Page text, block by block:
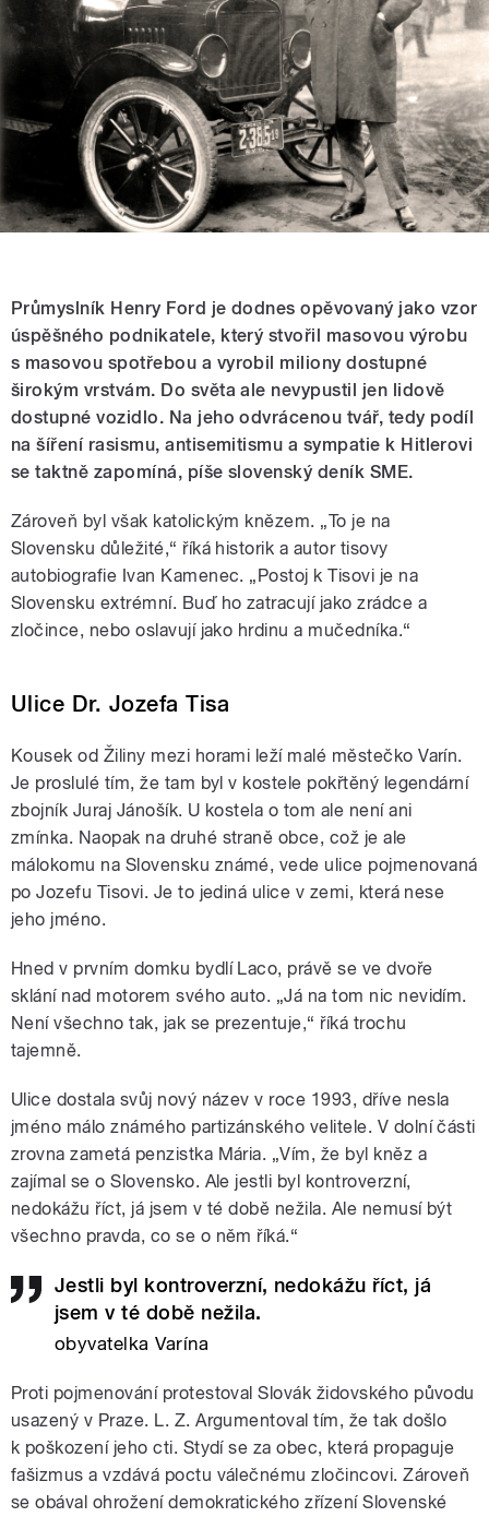
Průmyslník Henry Ford je dodnes opěvovaný jako vzor
úspěšného podnikatele, který stvořil masovou výrobu
s masovou spotřebou a vyrobil miliony dostupné
širokým vrstvám. Do světa ale nevypustil jen lidově
dostupné vozidlo. Na jeho odvrácenou tvář, tedy podíl
na šíření rasismu, antisemitismu a sympatie k Hitlerovi
se taktně zapomíná, píše slovenský deník SME.
Zároveň byl však katolickým knězem. „To je na
Slovensku důležité,“ říká historik a autor tisovy
autobiografie Ivan Kamenec. „Postoj k Tisovi je na
Slovensku extrémní. Buď ho zatracují jako zrádce a
zločince, nebo oslavují jako hrdinu a mučedníka.“
Ulice Dr. Jozefa Tisa
Kousek od Žiliny mezi horami leží malé městečko Varín.
Je proslulé tím, že tam byl v kostele pokřtěný legendární
zbojník Juraj Jánošík. U kostela o tom ale není ani
zmínka. Naopak na druhé straně obce, což je ale
málokomu na Slovensku známé, vede ulice pojmenovaná
po Jozefu Tisovi. Je to jediná ulice v zemi, která nese
jeho jméno.
Hned v prvním domku bydlí Laco, právě se ve dvoře
sklání nad motorem svého auto. „Já na tom nic nevidím.
Není všechno tak, jak se prezentuje,“ říká trochu
tajemně.
Ulice dostala svůj nový název v roce 1993, dříve nesla
jméno málo známého partizánského velitele. V dolní části
zrovna zametá penzistka Mária. „Vím, že byl kněz a
zajímal se o Slovensko. Ale jestli byl kontroverzní,
nedokážu říct, já jsem v té době nežila. Ale nemusí být
všechno pravda, co se o něm říká.“
Jestli byl kontroverzní, nedokážu říct, já
jsem v té době nežila.
obyvatelka Varína
Proti pojmenování protestoval Slovák židovského původu
usazený v Praze. L. Z. Argumentoval tím, že tak došlo
k poškození jeho cti. Stydí se za obec, která propaguje
fašizmus a vzdává poctu válečnému zločincovi. Zároveň
se obával ohrožení demokratického zřízení Slovenské